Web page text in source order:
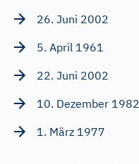
26. Juni 2002
5. April 1961
22. Juni 2002
10. Dezember 1982
1. März 1977